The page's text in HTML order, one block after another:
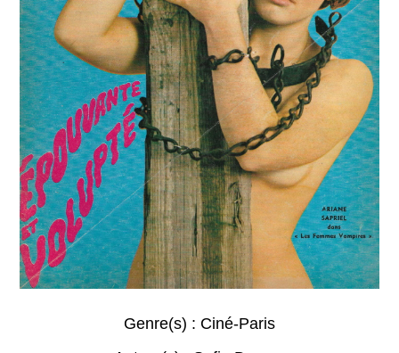
Genre(s) : Ciné-Paris